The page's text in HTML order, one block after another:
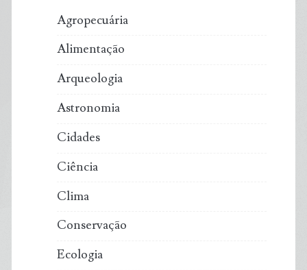
Agropecuária
Alimentação
Arqueologia
Astronomia
Cidades
Ciência
Clima
Conservação
Ecologia